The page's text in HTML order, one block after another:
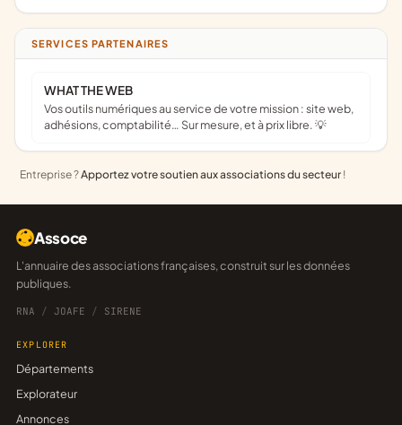
SERVICES PARTENAIRES
WHAT THE WEB
Vos outils numériques au service de votre mission : site web,
adhésions, comptabilité… Sur mesure, et à prix libre. 💡
Entreprise ?Apportez votre soutien aux associations du secteur !
Assoce
L'annuaire des associations françaises, construit sur les données
publiques.
RNA / JOAFE / SIRENE
EXPLORER
Départements
Explorateur
Annonces